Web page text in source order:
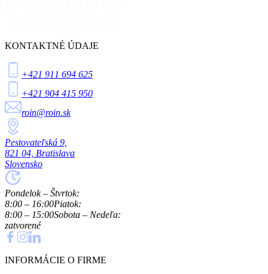
KONTAKTNÉ ÚDAJE
+421 911 694 625
+421 904 415 950
roin@roin.sk
Pestovateľská 9,
821 04, Bratislava
Slovensko
Pondelok – Štvrtok:
8:00 – 16:00Piatok:
8:00 – 15:00Sobota – Nedeľa:
zatvorené
INFORMÁCIE O FIRME